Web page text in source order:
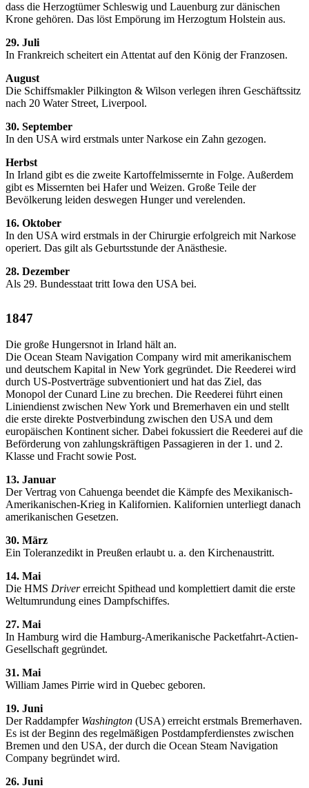
dass die Herzogtümer Schleswig und Lauenburg zur dänischen
Krone gehören. Das löst Empörung im Herzogtum Holstein aus.
29. Juli
In Frankreich scheitert ein Attentat auf den König der Franzosen.
August
Die Schiffsmakler Pilkington & Wilson verlegen ihren Geschäftssitz
nach 20 Water Street, Liverpool.
30. September
In den USA wird erstmals unter Narkose ein Zahn gezogen.
Herbst
In Irland gibt es die zweite Kartoffelmissernte in Folge. Außerdem
gibt es Missernten bei Hafer und Weizen. Große Teile der
Bevölkerung leiden deswegen Hunger und verelenden.
16. Oktober
In den USA wird erstmals in der Chirurgie erfolgreich mit Narkose
operiert. Das gilt als Geburtsstunde der Anästhesie.
28. Dezember
Als 29. Bundesstaat tritt Iowa den USA bei.
1847
Die große Hungersnot in Irland hält an.
Die Ocean Steam Navigation Company wird mit amerikanischem
und deutschem Kapital in New York gegründet. Die Reederei wird
durch US-Postverträge subventioniert und hat das Ziel, das
Monopol der Cunard Line zu brechen. Die Reederei führt einen
Liniendienst zwischen New York und Bremerhaven ein und stellt
die erste direkte Postverbindung zwischen den USA und dem
europäischen Kontinent sicher. Dabei fokussiert die Reederei auf die
Beförderung von zahlungskräftigen Passagieren in der 1. und 2.
Klasse und Fracht sowie Post.
13. Januar
Der Vertrag von Cahuenga beendet die Kämpfe des Mexikanisch-
Amerikanischen-Krieg in Kalifornien. Kalifornien unterliegt danach
amerikanischen Gesetzen.
30. März
Ein Toleranzedikt in Preußen erlaubt u. a. den Kirchenaustritt.
14. Mai
Die HMS Drivererreicht Spithead und komplettiert damit die erste
Weltumrundung eines Dampfschiffes.
27. Mai
In Hamburg wird die Hamburg-Amerikanische Packetfahrt-Actien-
Gesellschaft gegründet.
31. Mai
William James Pirrie wird in Quebec geboren.
19. Juni
Der Raddampfer Washington (USA) erreicht erstmals Bremerhaven.
Es ist der Beginn des regelmäßigen Postdampferdienstes zwischen
Bremen und den USA, der durch die Ocean Steam Navigation
Company begründet wird.
26. Juni